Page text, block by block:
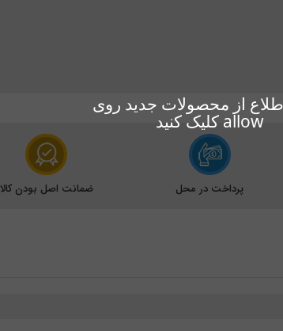
از محصولات جدید روی
allow کلیک کنید
پرداخت در محل ضمانت اصل بودن کالا